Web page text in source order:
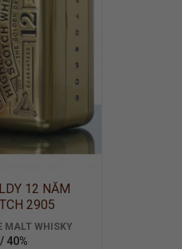
12 NĂM
2905
MALT WHISKY
40%